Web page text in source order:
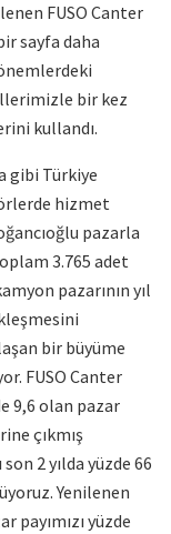
FUSO Canter
sayfa daha
bir kez
kullandı.
gibi Türkiye
hizmet
pazarla
3.765 adet
pazarının yıl
bir büyüme
FUSO Canter
9,6 olan pazar
çıkmış
2 yılda yüzde 66
Yenilenen
yüzde